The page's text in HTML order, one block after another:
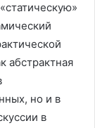
абстрактная
но и в
в